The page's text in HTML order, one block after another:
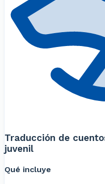
Traducción de
juvenil
Qué incluye